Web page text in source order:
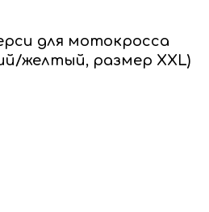
для мотокросса
желтый, размер XXL)